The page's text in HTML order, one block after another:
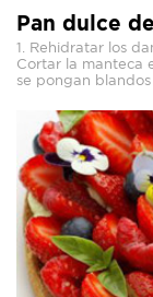
Pan dulce
1. Rehidratar los
Cortar la manteca
se pongan blandos